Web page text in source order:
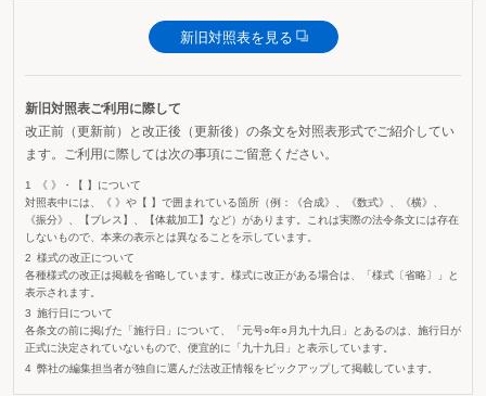
新旧対照表を見る
新旧対照表ご利用に際して
改正前（更新前）と改正後（更新後）の条文を対照表形式でご紹介してい
ます。ご利用に際しては次の事項にご留意ください。
《 》・【 】について
対照表中には、《 》や【 】で囲まれている箇所（例：《合成》、《数式》、《横》、
《振分》、【ブレス】、【体裁加工】など）があります。これは実際の法令条文には存在
しないもので、本来の表示とは異なることを示しています。
様式の改正について
各種様式の改正は掲載を省略しています。様式に改正がある場合は、「様式〔省略〕」と
表示されます。
施行日について
各条文の前に掲げた「施行日」について、「元号○年○月九十九日」とあるのは、施行日が
正式に決定されていないもので、便宜的に「九十九日」と表示しています。
弊社の編集担当者が独自に選んだ法改正情報をピックアップして掲載しています。